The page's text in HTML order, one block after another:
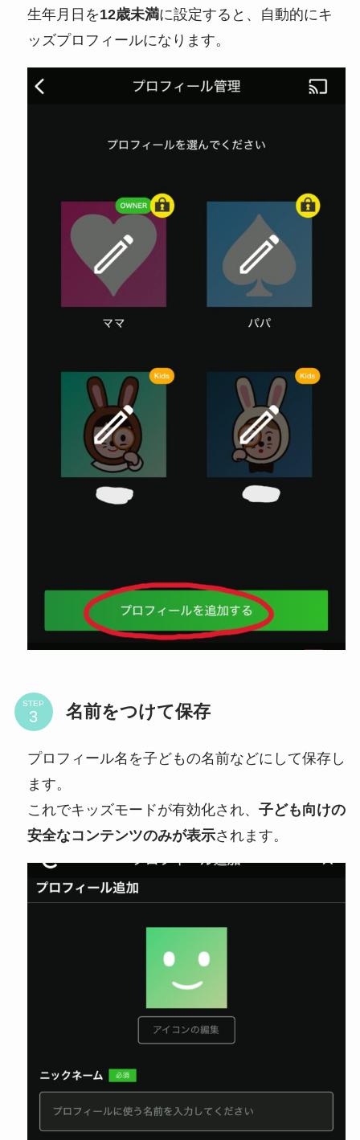
生年月日を12歳未満に設定すると、自動的にキ
ッズプロフィールになります。
STEP 名前をつけて保存
プロフィール名を子どもの名前などにして保存し
ます。
これでキッズモードが有効化され、 子ども向けの
安全なコンテンツのみが表示されます。